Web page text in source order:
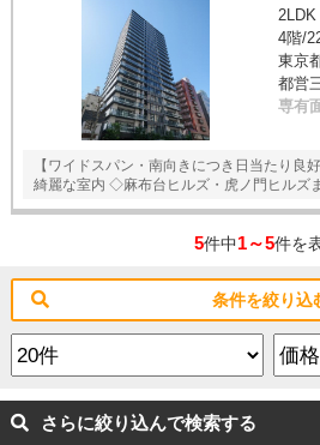
4階/
東京
都営
専有
【ワイドスパン・南向きにつき日当たり良
綺麗な室内 ◇麻布台ヒルズ・虎ノ門ヒルズ
5件中1～5件を
条件を絞り込
さらに絞り込んで検索する